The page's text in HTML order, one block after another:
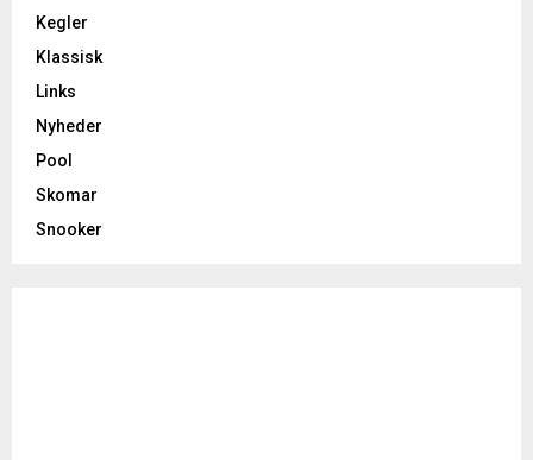
Kegler
Klassisk
Links
Nyheder
Pool
Skomar
Snooker